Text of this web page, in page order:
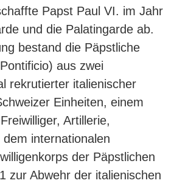
Papst Paul VI. im Jahr
und die Palatingarde ab.
bestand die Päpstliche
aus zwei
rekrutierter italienischer
Einheiten, einem
Artillerie,
internationalen
der Päpstlichen
zur Abwehr der italienischen